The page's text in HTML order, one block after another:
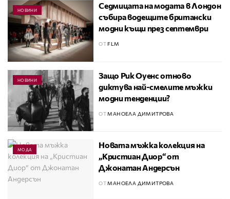
НОВИНИ
Седмицата на модата в Лондон
събира водещите британски
модни къщи през септември
ОТ FLM
НОВИНИ
Защо Рик Оуенс отново
диктува най-смелите мъжки
модни тенденции?
ОТ МАНОЕЛА ДИМИТРОВА
МОДА
Новата мъжка колекция на
„Кристиан Диор“ от
Джонатан Андерсън
ОТ МАНОЕЛА ДИМИТРОВА